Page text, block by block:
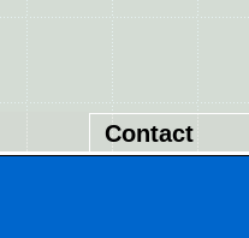
Contact